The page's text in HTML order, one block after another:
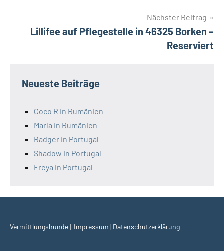
Nächster Beitrag
Lillifee auf Pflegestelle in 46325 Borken –
Reserviert
Neueste Beiträge
Coco R in Rumänien
Marla in Rumänien
Badger in Portugal
Shadow in Portugal
Freya in Portugal
Vermittlungshunde | Impressum | Datenschutzerklärung